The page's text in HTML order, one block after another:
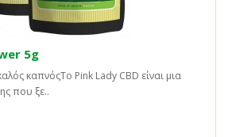
5g
καπνόςΤο Pink Lady CBD είναι μια
που ξε..